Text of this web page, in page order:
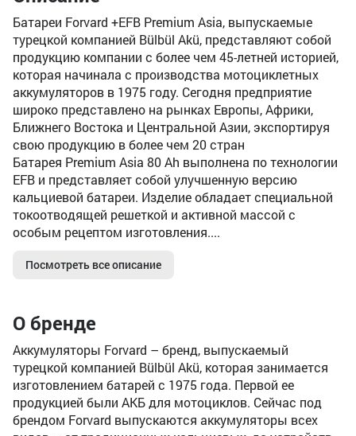
Батареи Forvard +EFB Premium Asia, выпускаемые
турецкой компанией Bülbül Akü, представляют собой
продукцию компании с более чем 45-летней историей,
которая начинала с производства мотоциклетных
аккумуляторов в 1975 году. Сегодня предприятие
широко представлено на рынках Европы, Африки,
Ближнего Востока и Центральной Азии, экспортируя
свою продукцию в более чем 20 стран
Батарея Premium Asia 80 Ah выполнена по технологии
EFB и представляет собой улучшенную версию
кальциевой батареи. Изделие обладает специальной
токоотводящей решеткой и активной массой с
особым рецептом изготовления....
Посмотреть все описание
О бренде
Аккумуляторы Forvard – бренд, выпускаемый
турецкой компанией Bülbül Akü, которая занимается
изготовлением батарей с 1975 года. Первой ее
продукцией были АКБ для мотоциклов. Сейчас под
брендом Forvard выпускаются аккумуляторы всех